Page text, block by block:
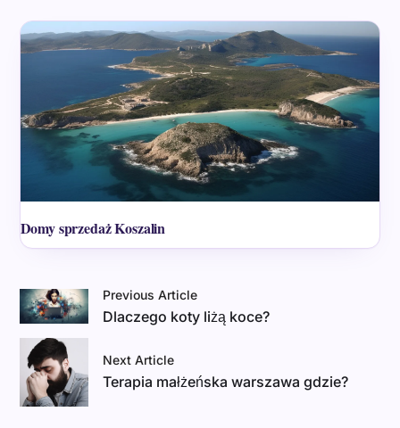
Domy sprzedaż Koszalin
Previous Article
Dlaczego koty liżą koce?
Next Article
Terapia małżeńska warszawa gdzie?